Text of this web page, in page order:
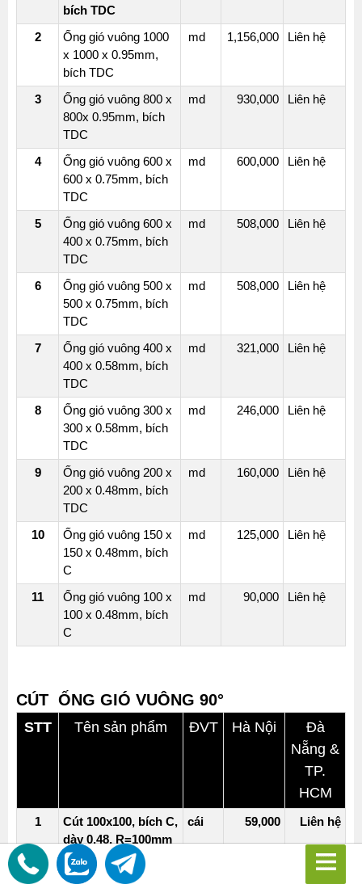
bích TDC
2
Ống gió vuông 1000
x 1000 x 0.95mm,
bích TDC
md 1,156,000 Liên hệ
3
Ống gió vuông 800 x
800x 0.95mm, bích
TDC
md 930,000 Liên hệ
4
Ống gió vuông 600 x
600 x 0.75mm, bích
TDC
md 600,000 Liên hệ
5
Ống gió vuông 600 x
400 x 0.75mm, bích
TDC
md 508,000 Liên hệ
6
Ống gió vuông 500 x
500 x 0.75mm, bích
TDC
md 508,000 Liên hệ
7
Ống gió vuông 400 x
400 x 0.58mm, bích
TDC
md 321,000 Liên hệ
8
Ống gió vuông 300 x
300 x 0.58mm, bích
TDC
md 246,000 Liên hệ
9
Ống gió vuông 200 x
200 x 0.48mm, bích
TDC
md 160,000 Liên hệ
10
Ống gió vuông 150 x
150 x 0.48mm, bích
C
md 125,000 Liên hệ
11
Ống gió vuông 100 x
100 x 0.48mm, bích
C
md 90,000 Liên hệ
CÚT ỐNG GIÓ VUÔNG 90°
STT Tên sản phẩm ĐVT Hà Nội
Đà
Nẵng &
TP.
HCM
1
Cút 100x100, bích C,
dày 0.48, R=100mm
cái 59,000 Liên hệ
2
Cút 150x150, bích C,
Liên hệ